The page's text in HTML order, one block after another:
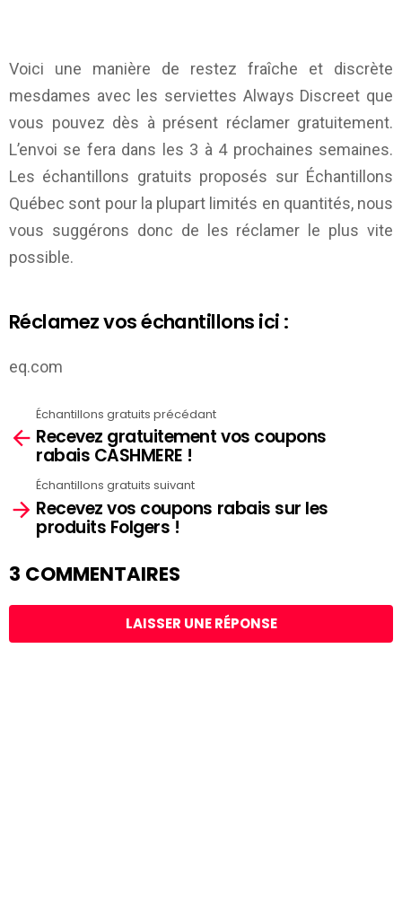
Voici une manière de restez fraîche et discrète
mesdames avec les serviettes Always Discreet que
vous pouvez dès à présent réclamer gratuitement.
L’envoi se fera dans les 3 à 4 prochaines semaines.
Les échantillons gratuits proposés sur Échantillons
Québec sont pour la plupart limités en quantités, nous
vous suggérons donc de les réclamer le plus vite
possible.
Réclamez vos échantillons ici :
eq.com
more
Échantillons gratuits précédant
Recevez gratuitement vos coupons
rabais CASHMERE !
Échantillons gratuits suivant
Recevez vos coupons rabais sur les
produits Folgers !
3 COMMENTAIRES
LAISSER UNE RÉPONSE